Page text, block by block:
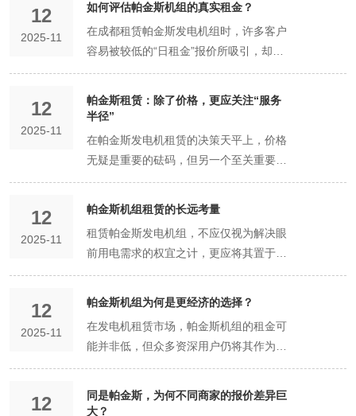
问其“援”： 直截了当地询问售后服务细
节： “是否提供24小时技术支持热线？”
场？” “如果机组出现现场无法修复的故
障，是否有备机替换方案？替换周期是多
久？” 将对方的承诺明确写入合同附加条
款。 掌握以上三招，您就能从沟通专业
商，为您的项目上好第一道保险。
行，观察电压、频率是否稳定，听声音有
无异响，看排烟颜色是否正常。 拍照存
证： 对机组铭牌、外观、仪表盘读数进行
拍照，作为交付时状态的证据。 第四大
坑：服务陷阱——租前是上帝，租后不见
人 坑点描述： 付款前服务热情，有问必
答。一旦机组出现故障，电话难接通，技
术人员迟迟不到场，问题得不到解决。 避
察公司实力： 优先选择在本地经营多年、
有固定办公地点和仓库、团队规模较大的
公司，这类公司更注重长期信誉。 寻找口
键在于“不贪便宜、不嫌麻烦、白纸黑
字”。对价格异常保持警惕，不厌其烦地沟
通细节、核实设备状况，并将所有口头承
诺转化为具有法律效力的合同条款。如
此，您便能绕开绝大多数陷阱，顺利完成
租赁。
行数据一目了然，避免结算纠纷。 预警故
障： 通过对比每日数据，能提前发现油耗
为谈判筹码： 完整、详实的档案展示了您
的专业性和对设备的爱护。在续租或与新
的供应商合作时，这是您能获得更优价格
和服务的强大信用证明。 技巧四：与现场
技术人员做朋友 尊重并善待前来安装、调
方法： 递上一瓶水，客气地请教一些操作
注意事项。他们心情愉悦，往往愿意分享
很多说明书上没有的实用技巧，比如在当
地哪个加油站油品好、如何根据声音判断
负载大小等。这些第一手信息极具价值。
价值： 良好的关系能让他们在接线、调试
时更用心，甚至留下他的个人电话，以便
彻底清洁干净，加满油，并附上您记录
无法修复，需提供备用发电机替换”的条
款。 操作责任： 因客户方操作不当（如
超载、使用劣质油、进水）导致的损坏，
维修责任和费用由客户承担。 常识五：燃
油的“黄金法则”——品质决定一切 唯一标
准： 必须使用符合国家标准的0#或-10#
等优质柴油。严禁使用来历不明的劣质
油、地沟油。 后果： 劣质燃油是发电机
烟、停机，维修费用极高。 建议： 始终
从“中石油”、“中石化”等正规加油站加油。
常识六：并机运行的“前提条件” 并非简单
拼接： 将多台发电机输出端直接连在一起
机控制系统来实现。 核心条件： 需要并
机的机组必须是同型号、同功率，且其电
压、频率、相位、相序完全一致。这需要
专业技术人员调试。此项服务需额外收
费，且需提前规划。 牢牢掌握这六大核心
常识，您就具备了安全、高效租用帕金斯
头是否紧固，有无腐蚀。 [ ] 检查输出电缆
及接口是否完好，无破损老化。 三、动态
检查（开机调试） [ ] 空载运行调试（在技
否稳定在400V（三相）/230V（单相），
动机运行是否平稳、连续，有无刺耳的敲
击声、不规则的放炮声或其他异响。 [ ] 观
察排烟：冷机启动时允许有短暂白烟，但
热机后排气应为无色或淡灰色。持续冒黑
烟、蓝烟或白烟均属异常。 [ ] 检查泄漏：
在运行状态下，再次检查各接口有无泄
备后，观察机组表现。 [ ] 突加负载测试：
合上一个大功率负载开关，观察电压和频
率的瞬间波动情况。性能良好的机组，电
压和频率下跌后应能迅速恢复到稳定值。
运行10-15分钟。 [ ] 观察电压、频率是否
油、三滤的记录）。 [ ] 询问机组的累计运
行小时数。 [ ] 机组是否整洁，有无明显破
同型号的备用机组和常用配件库存，以确
保应急需求。 服务条款与合同核查 [ ] 报
价透明度： [ ] 报价单是否清晰列出了机组
租金、运输费、吊装费、安装调试费、回
收费等所有项目？ [ ] 是否明确油料费用由
] 合同是否明确了故障报修的联系方式和
响应时间（例如：7x24小时热线，4小时
内到场）？ [ ] 是否承诺了“若现场无法修
复，提供备用机组”的条款？ [ ] 租赁期间
的非人为故障维修责任和费用是否明确由
出租方承担？ [ ] 人员专业性： [ ] 询问前
来现场安装接线的人员是否持有电工证。
[ ] 综合评分： 根据以上核查项，为备选服
超时费： 超出租期后，费用按
______（如：日租金的150%）计算。□
已明确 二、设备交付与验收条款 [ ] 交付
时间： 出租方承诺在年月日__时前将机组
双方同意，以现场空载及负载试机正常作
单》将作为合同附件，记录交付时机组的
运行小时数、油位、外观状况等。□ 已明
租方承诺在交付时对承租方指定人员进行
不少于____分钟的基本操作与巡检培训。
□ 是 □ 否 [ ] 非人为故障处理： 租赁期
明确 [ ] 售后服务响应： 出租方提供7x24
小时技术支持热线：。承诺在接到故障通
知后，电话支持分钟内响应，技术人员小
时内抵达现场。□ 已明确 [ ] 备用机组方
案： 若机组故障在小时内无法修复，出租
方承诺提供同等功率的备用机组进行替
尺拔出，用干净布擦净。 重新完全插入再
拔出，观察油位是否在机油尺
的“Low（低）”和“Full（满）”刻度之间。
个透明的塑料壶），液位应
在“Min（低）”和“Max（高）”刻度之间。
如低于Min线，需添加纯净水或预混冷却
液。 [ ] 检查燃油量： 观察燃油表，确保
有足够的柴油以供使用。规划好加油时
间。 [ ] 检查空气滤清器： 观察空滤外壳
则需清洁或更换空滤。如无指示器，可视
情况每周或每200小时清洁一次。 机组运
两次） [ ] 听声音： 发动机运行声音是否
平稳、连续？有无异常的敲击、摩擦或放
炮声？ [ ] 闻气味： 有无烧焦、过热或泄
相）左右？ [ ] 频率： 是否稳定在50Hz？
性价值一：风险规避价值 避免业务中断的
巨额损失： 一台高品质的帕金斯发电机和
可靠的服务，其核心价值是“保障”。对于
数据中心、生产线、手术室、大型活动而
言，一次意外断电的直接经济损失和品牌
声誉损失难以估量。您支付的租金，实质
是购买了“业务连续性保险”。帕金斯机组
免法律与安全风险： 非专业接线、不合格
的设备可能导致触电、火灾等安全事故。
正规租赁公司提供的专业安装服务和符合
安全标准的设备，为您规避了潜在的法律
责任和安全风险。 隐性价值二：管理成本
业自行购买发电机，需要配备专门的运维
团队，涉及采购、仓储、保养、维修等大
部转移给服务商，您只需按需付费，从而
12
2025-11
如何评估帕金斯机组的真实租金？
在成都租赁帕金斯发电机组时，许多客户
容易被较低的“日租金”报价所吸引，却忽
略了构成真实总成本的诸多因素。真实租
金绝非一个简单的数字，而是一个由显性
成本和隐性成本共同构成的综合体系。科
第一步。 一、破除“日租金”迷雾：看清报
核心费用，通常按天、周、月计算。需注
意，月租的日均价远低于日租。 运输与吊
装费： 将机组从租赁公司仓库运至您工地
用吊车，都极大影响这项费用。一个距离
遥远且需要大型吊车的工地，此项费用可
能超过数日租金。 安装与调试费： 包含
专业电工现场接线、切换开关设置、开机
调试等人工费用。这项服务确保了您的用
电安全，不可或缺。 耗材与油料费： 机
12
2025-11
帕金斯租赁：除了价格，更应关注“服务
半径”
在帕金斯发电机租赁的决策天平上，价格
无疑是重要的砝码，但另一个至关重要的
维度——“服务半径”，却常被忽略。服务
应急能力的物理边界，直接关系到您的电
力保障是否坚实可靠。 一、什么是“服务
半径”？ “服务半径”并非一个简单的距离概
念，它是一个综合性的服务能力指标，包
括： 仓库覆盖半径： 租赁商的核心仓库
距离您项目所在地的物理距离。这直接决
定了机组送达现场的快时间。 技术人员响
定了故障发生时，专业帮助抵达现场的速
12
2025-11
帕金斯机组租赁的长远考量
租赁帕金斯发电机组，不应仅视为解决眼
前用电需求的权宜之计，更应将其置于企
业运营的战略层面进行长远考量。一次明
智的租赁决策，不仅能满足当下需求，更
一、从“单次交易”到“战略合作” 摒弃“租一
次算一次”的思维，着眼于与一家顶尖的帕
金斯租赁服务商建立长期、稳定的战略合
作关系。这种转变能带来持续的价值： 获
得定价优势： 长期合作客户通常能获得更
12
2025-11
帕金斯机组为何是更经济的选择？
在发电机租赁市场，帕金斯机组的租金可
能并非低，但众多资深用户仍将其作为首
选。这是因为“经济”一词的含义远超出初
始租金，它涵盖了整个使用周期内的总拥
有成本。从全生命周期成本分析，帕金斯
12
同是帕金斯，为何不同商家的报价差异巨
大？